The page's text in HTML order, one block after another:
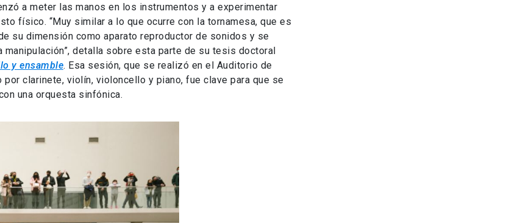
a meter las manos en los instrumentos y a experimentar
físico. “Muy similar a lo que ocurre con la tornamesa, que es
su dimensión como aparato reproductor de sonidos y se
detalla sobre esta parte de su tesis doctoral
y ensamble. Esa sesión, que se realizó en el Auditorio de
clarinete, violín, violoncello y piano, fue clave para que se
una orquesta sinfónica.